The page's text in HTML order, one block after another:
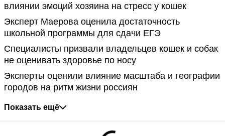
влиянии эмоций хозяина на стресс у кошек
Эксперт Маерова оценила достаточность
школьной программы для сдачи ЕГЭ
Специалисты призвали владельцев кошек и собак
не оценивать здоровье по носу
Эксперты оценили влияние масштаба и географии
городов на ритм жизни россиян
Показать ещё